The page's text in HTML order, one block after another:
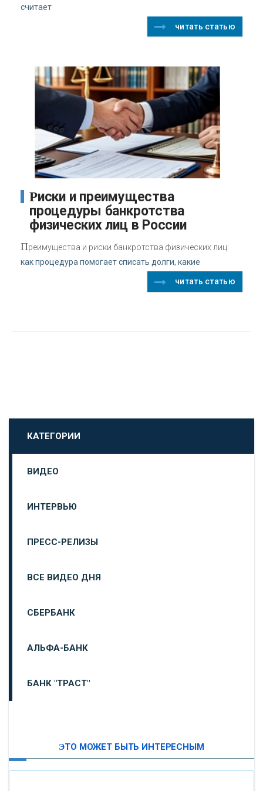
считает
читать статью
Риски и преимущества
процедуры банкротства
физических лиц в России
Преимущества и риски банкротства физических лиц:
как процедура помогает списать долги, какие
читать статью
КАТЕГОРИИ
ВИДЕО
ИНТЕРВЬЮ
ПРЕСС-РЕЛИЗЫ
ВСЕ ВИДЕО ДНЯ
СБЕРБАНК
АЛЬФА-БАНК
БАНК "ТРАСТ"
ЭТО МОЖЕТ БЫТЬ ИНТЕРЕСНЫМ